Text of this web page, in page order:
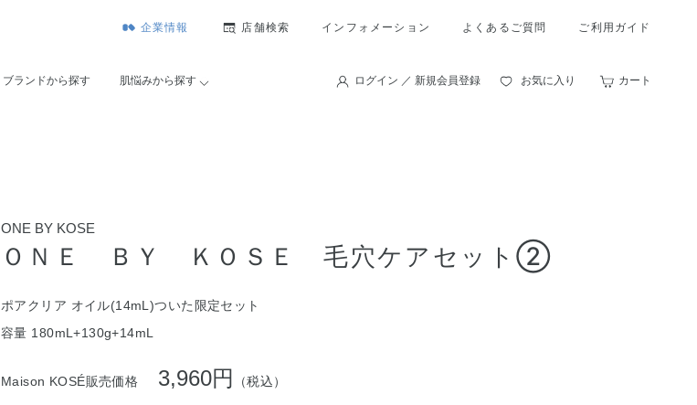
企業情報 店舗検索 インフォメーション よくあるご質問 ご利用ガイド
ブランドから探す 肌悩みから探す ログイン ／ 新規会員登録 お気に入り カート
ONE BY KOSE
ＯＮＥ ＢＹ ＫＯＳＥ 毛穴ケアセット②
ポアクリア オイル(14mL)ついた限定セット
容量 180mL+130g+14mL
Maison KOSÉ販売価格 3,960円 （税込）